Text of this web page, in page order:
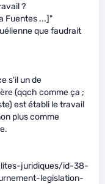
?
Fuentes ...]"
que faudrait
s'il un de
(qqch comme ça ;
est établi le travail
plus comme
juridiques/id-38-
legislation-